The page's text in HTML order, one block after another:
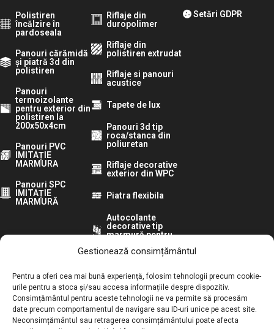
Gestionează consimțământul
Pentru a oferi cea mai bună experiență, folosim tehnologii precum cookie-
urile pentru a stoca și/sau accesa informațiile despre dispozitiv.
Consimțământul pentru aceste tehnologii ne va permite să procesăm
date precum comportamentul de navigare sau ID-uri unice pe acest site.
Neconsimțământul sau retragerea consimțământului poate afecta
Polistiren
încălzire în
pardoseala
Panouri cărămidă
și piatră 3d din
polistiren
Panouri
termoizolante
pentru exterior din
polistiren la
200x50x4cm
Panouri PVC
IMITAȚIE
MARMURA
Panouri SPC
IMITAȚIE
MARMURĂ
Riflaje din
duropolimer
Riflaje din
polistiren extrudat
Riflaje si panouri
acustice
Tapete de lux
Panouri 3d tip
roca/stanca din
poliuretan
Riflaje decorative
exterior din WPC
Piatra flexibila
Autocolante
decorative tip
marmură pentru
Setări GDPR
ANPC: